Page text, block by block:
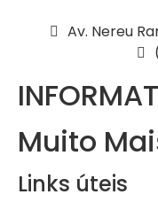
Av. Nereu
Muito
Links úteis